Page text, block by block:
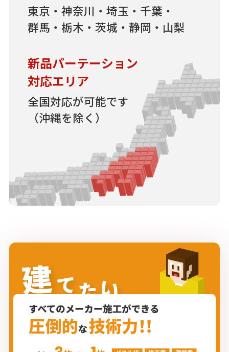
東京・神奈川・埼玉・千葉・
群馬・栃木・茨城・静岡・山梨
新品パーテーション
対応エリア
全国対応が可能です
（沖縄を除く）